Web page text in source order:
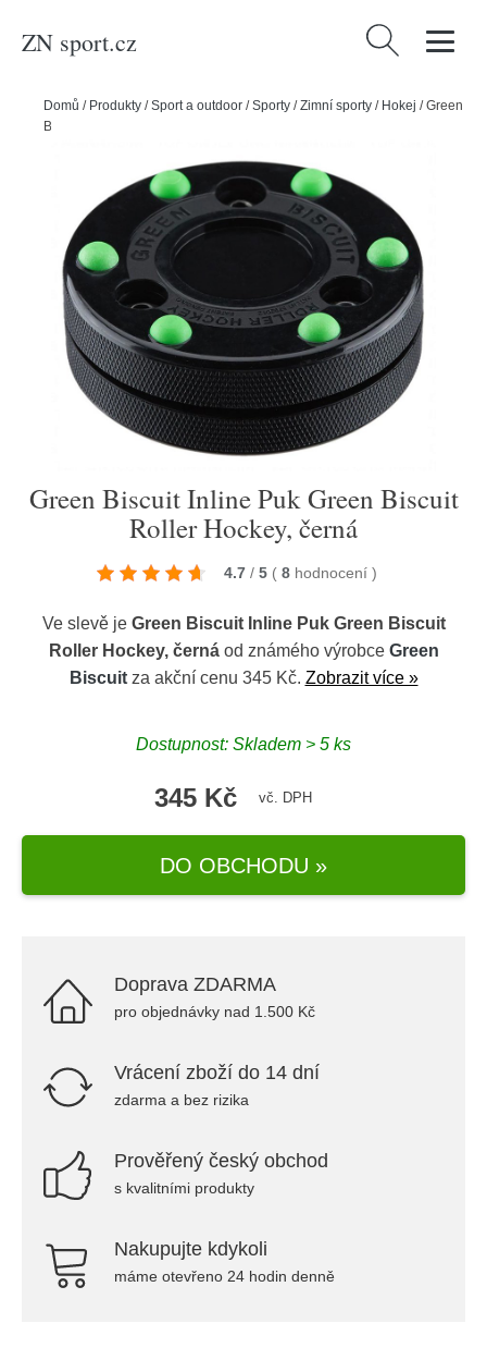
ZN sport.cz Vyhledávání
Domů / Produkty /Sport a outdoor /Sporty /Zimní sporty / Hokej /Green
Biscuit Inline Puk Green Biscuit Roller Hockey, černá
Green Biscuit Inline Puk Green Biscuit
Roller Hockey, černá
4.7 / 5 ( 8 hodnocení )
Ve slevě je Green Biscuit Inline Puk Green Biscuit
Roller Hockey, černáod známého výrobce Green
Biscuitza akční cenu 345 Kč. Zobrazit více »
Dostupnost: Skladem > 5 ks
345 Kč vč. DPH
DO OBCHODU »
Doprava ZDARMA
pro objednávky nad 1.500 Kč
Vrácení zboží do 14 dní
zdarma a bez rizika
Prověřený český obchod
s kvalitními produkty
Nakupujte kdykoli
máme otevřeno 24 hodin denně